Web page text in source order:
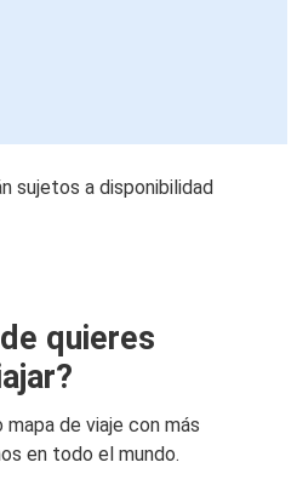
sujetos a disponibilidad
quieres
de viaje con más
en todo el mundo.